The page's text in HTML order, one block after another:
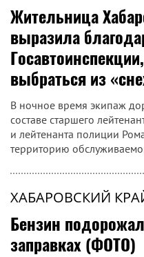
Жительница
выразила
выбраться из
В ночное время экипаж
составе старшего
и лейтенанта полиции
территорию
ХАБАРОВСКИЙ
Бензин
заправках (ФОТО)